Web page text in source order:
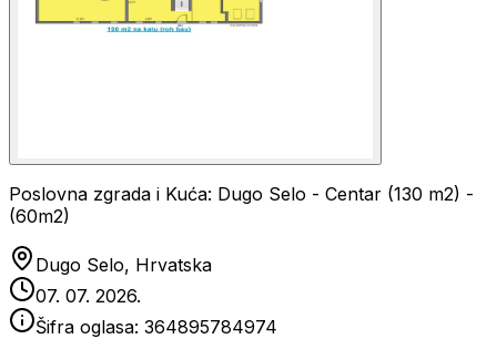
Poslovna zgrada i Kuća: Dugo Selo - Centar (130 m2) -
(60m2)
Dugo Selo, Hrvatska
07. 07. 2026.
Šifra oglasa: 364895784974